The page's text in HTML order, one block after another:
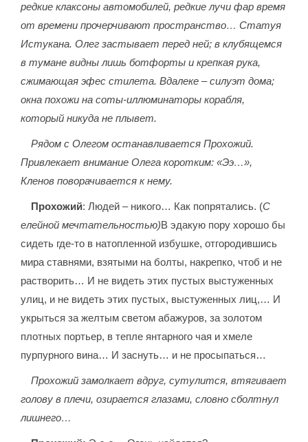
редкие клаксоны автомобилей, редкие лучи фар время
от времени прочерчивают пространство… Статуя
Истукана. Олег застывает перед ней; в клубящемся
в тумане видны лишь ботфорты и крепкая рука,
сжимающая эфес стилета. Вдалеке – силуэт дома;
окна похожи на соты-иллюминаторы корабля,
который никуда не плывет.
Рядом с Олегом останавливается Прохожий.
Привлекает внимание Олега коротким: «Ээ…»,
Кленов поворачивается к нему.
Прохожий: Людей – никого… Как попрятались. (С
елейной мечтательностью)В эдакую пору хорошо бы
сидеть где-то в натопленной избушке, отгородившись
мира ставнями, взятыми на болты, накрепко, чтоб и не
растворить… И не видеть этих пустых выстуженных
улиц, и не видеть этих пустых, выстуженных лиц,… И
укрыться за желтым светом абажуров, за золотом
плотных портьер, в тепле янтарного чая и хмеле
пурпурного вина… И заснуть… и не просыпаться…
Прохожий замолкает вдруг, сутулится, втягивает
голову в плечи, озирается глазами, словно сболтнул
лишнего…